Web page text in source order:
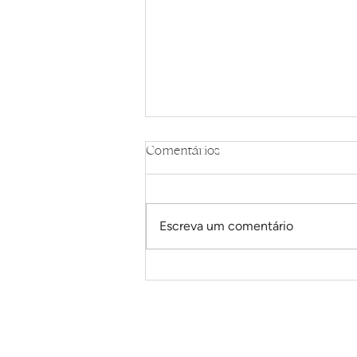
Feijoada clássica
Comentários
Escreva um comentário